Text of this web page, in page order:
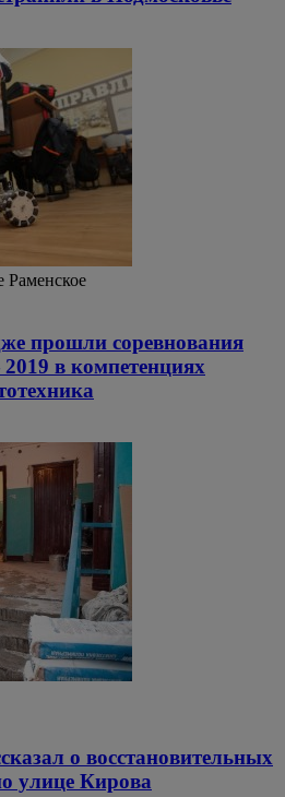
Раменское
прошли соревнования
в компетенциях
о восстановительных
улице Кирова